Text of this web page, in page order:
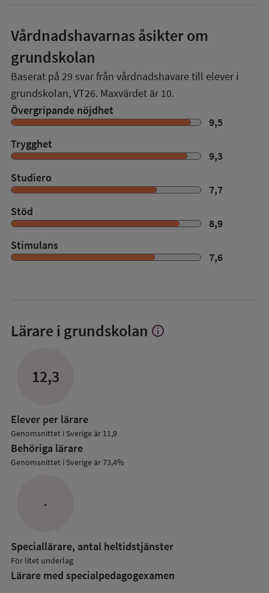
Vårdnadshavarnas åsikter om
grundskolan
Baserat på 29 svar från vårdnadshavare till elever i
grundskolan,VT26. Maxvärdet är 10.
Övergripande nöjdhet
9,5
Trygghet
9,3
Studiero
7,7
Stöd
8,9
Stimulans
7,6
Lärare i grundskolan Visa
info
12,3
Elever per lärare
Genomsnittet i Sverige är 11,9
Behöriga lärare
Genomsnittet i Sverige är 73,4%
-
Speciallärare, antal heltidstjänster
För litet underlag
Lärare med specialpedagog­examen